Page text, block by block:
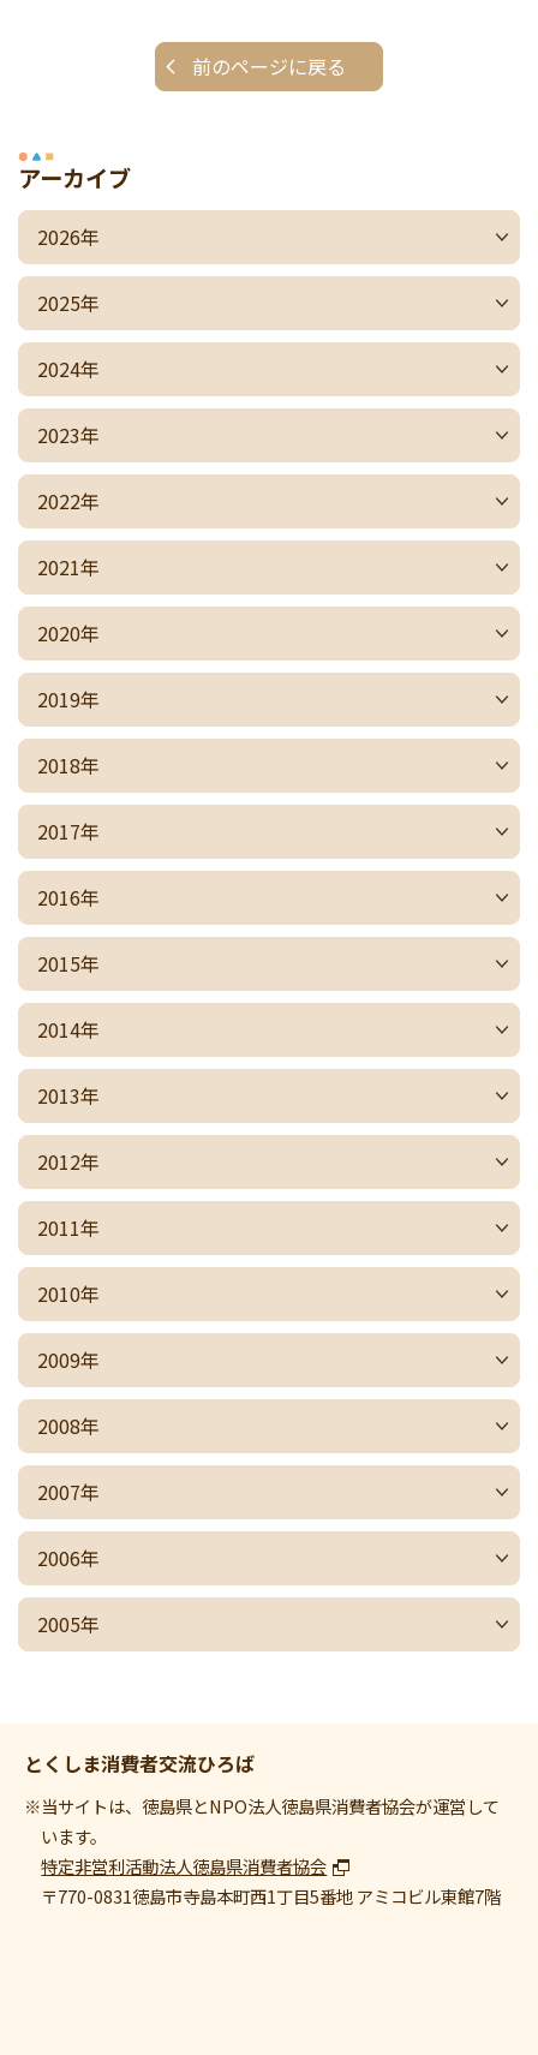
前のページに戻る
アーカイブ
2026年
2025年
2024年
2023年
2022年
2021年
2020年
2019年
2018年
2017年
2016年
2015年
2014年
2013年
2012年
2011年
2010年
2009年
2008年
2007年
2006年
2005年
とくしま消費者交流ひろば
※当サイトは、徳島県とNPO法人徳島県消費者協会が運営して
います。
特定非営利活動法人徳島県消費者協会
〒770-0831徳島市寺島本町西1丁目5番地 アミコビル東館7階